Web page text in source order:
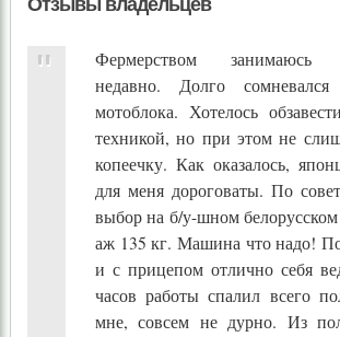
Отзывы владельцев
Фермерством занимаюсь
недавно. Долго
мотоблока. Хотелось
техникой, но при этом не
копеечку. Как оказалось,
для меня дороговаты. По
выбор на б/у-шном
аж 135 кг. Машина что надо!
и с прицепом отлично себя
часов работы спалил всего
мне, совсем не дурно. Из